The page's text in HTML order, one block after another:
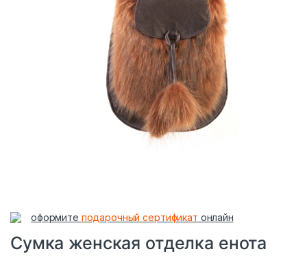
оформите подарочный сертификат онлайн
Сумка женская отделка енота